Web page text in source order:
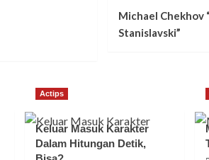
Michael Chekhov
Stanislavski”
Actips
Keluar Masuk Karakter
Dalam Hitungan Detik,